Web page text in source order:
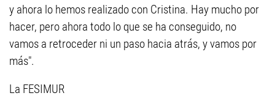
y ahora lo hemos realizado con Cristina. Hay mucho por
hacer, pero ahora todo lo que se ha conseguido, no
vamos a retroceder ni un paso hacia atrás, y vamos por
más".
La FESIMUR